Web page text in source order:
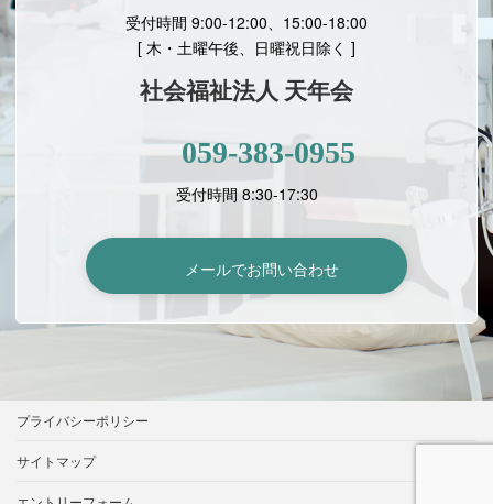
受付時間 9:00-12:00、15:00-18:00
[ 木・土曜午後、日曜祝日除く ]
社会福祉法人 天年会
059-383-0955
受付時間 8:30-17:30
メールでお問い合わせ
プライバシーポリシー
サイトマップ